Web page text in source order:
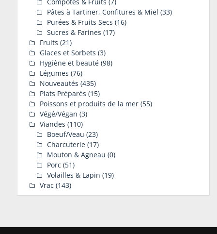
Pâtes à Tartiner, Confitures & Miel (33)
Purées & Fruits Secs (16)
Sucres & Farines (17)
Fruits (21)
Glaces et Sorbets (3)
Hygiène et beauté (98)
Légumes (76)
Nouveautés (435)
Plats Préparés (15)
Poissons et produits de la mer (55)
Végé/Végan (3)
Viandes (110)
Boeuf/Veau (23)
Charcuterie (17)
Mouton & Agneau (0)
Porc (51)
Volailles & Lapin (19)
Vrac (143)